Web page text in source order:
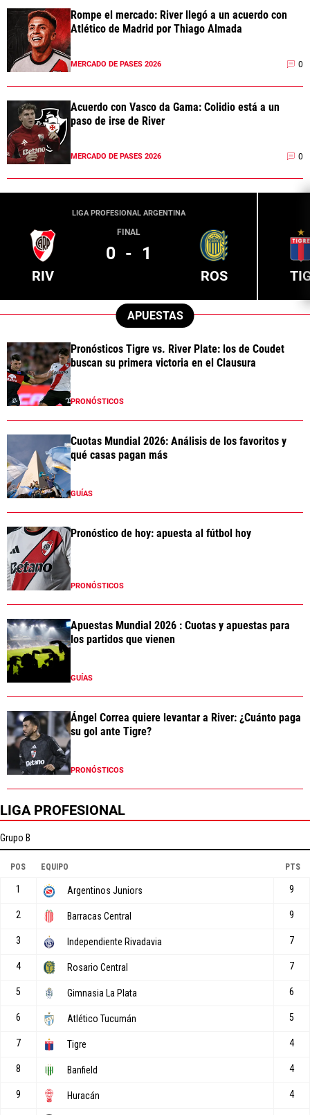
Rompe el mercado: River llegó a un acuerdo con
Atlético de Madrid por Thiago Almada
MERCADO DE PASES 2026 0
Acuerdo con Vasco da Gama: Colidio está a un
paso de irse de River
MERCADO DE PASES 2026 0
LIGA PROFESIONAL ARGENTINA
RIV
FINAL
0 - 1
ROS
APUESTAS
Pronósticos Tigre vs. River Plate: los de Coudet
buscan su primera victoria en el Clausura
PRONÓSTICOS
Cuotas Mundial 2026: Análisis de los favoritos y
qué casas pagan más
GUÍAS
Pronóstico de hoy: apuesta al fútbol hoy
PRONÓSTICOS
Apuestas Mundial 2026 : Cuotas y apuestas para
los partidos que vienen
GUÍAS
Ángel Correa quiere levantar a River: ¿Cuánto paga
su gol ante Tigre?
PRONÓSTICOS
LIGA PROFESIONAL